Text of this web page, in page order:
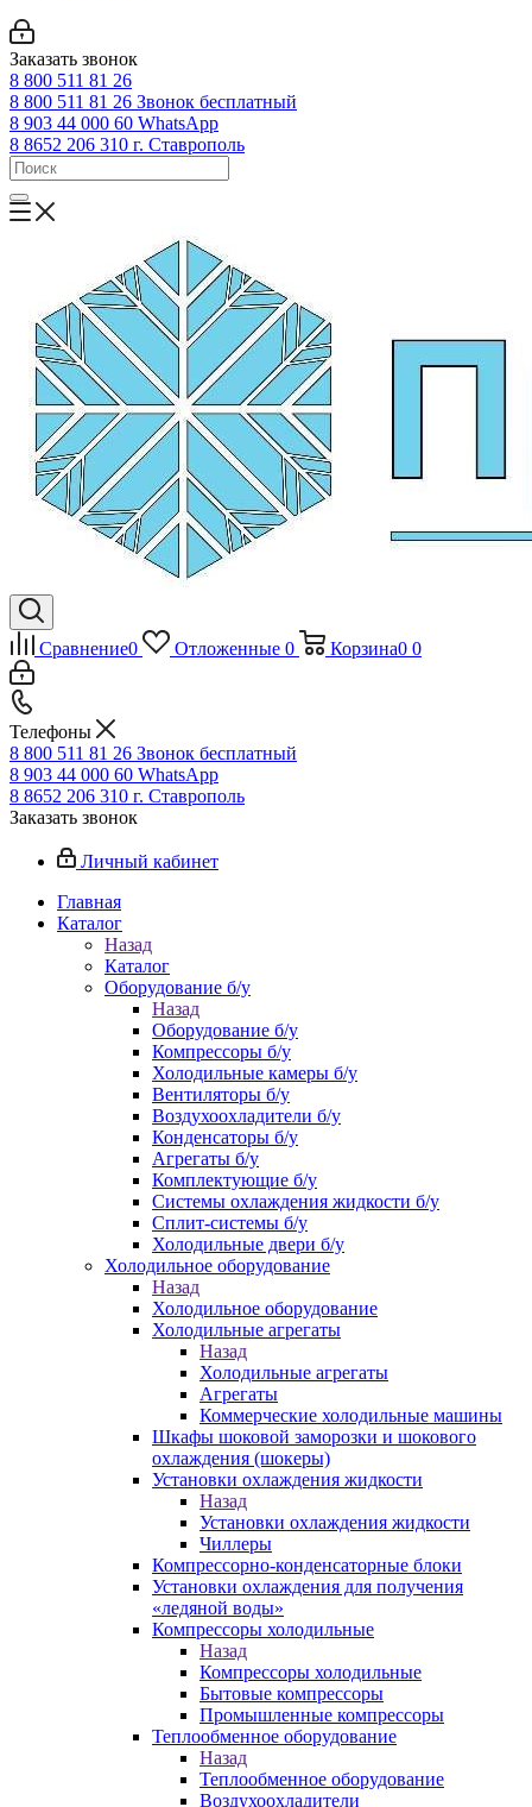
Заказать звонок
8 800 511 81 26
8 800 511 81 26 Звонок бесплатный
8 903 44 000 60 WhatsАpp
8 8652 206 310 г. Ставрополь
Сравнение0 Отложенные 0 Корзина0 0
Телефоны
8 800 511 81 26 Звонок бесплатный
8 903 44 000 60 WhatsАpp
8 8652 206 310 г. Ставрополь
Заказать звонок
Личный кабинет
Главная
Каталог
Назад
Каталог
Оборудование б/у
Назад
Оборудование б/у
Компрессоры б/у
Холодильные камеры б/у
Вентиляторы б/у
Воздухоохладители б/у
Конденсаторы б/у
Агрегаты б/у
Комплектующие б/у
Системы охлаждения жидкости б/у
Сплит-системы б/у
Холодильные двери б/у
Холодильное оборудование
Назад
Холодильное оборудование
Холодильные агрегаты
Назад
Холодильные агрегаты
Агрегаты
Коммерческие холодильные машины
Шкафы шоковой заморозки и шокового
охлаждения (шокеры)
Установки охлаждения жидкости
Назад
Установки охлаждения жидкости
Чиллеры
Компрессорно-конденсаторные блоки
Установки охлаждения для получения
«ледяной воды»
Компрессоры холодильные
Назад
Компрессоры холодильные
Бытовые компрессоры
Промышленные компрессоры
Теплообменное оборудование
Назад
Теплообменное оборудование
Воздухоохладители